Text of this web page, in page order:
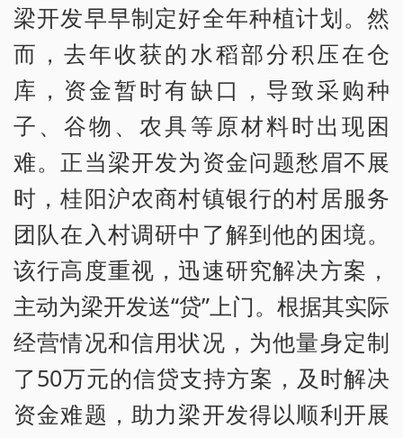
梁开发早早制定好全年种植计划。然
而，去年收获的水稻部分积压在仓
库，资金暂时有缺口，导致采购种
子、谷物、农具等原材料时出现困
难。正当梁开发为资金问题愁眉不展
时，桂阳沪农商村镇银行的村居服务
团队在入村调研中了解到他的困境。
该行高度重视，迅速研究解决方案，
主动为梁开发送“贷”上门。根据其实际
经营情况和信用状况，为他量身定制
了50万元的信贷支持方案，及时解决
资金难题，助力梁开发得以顺利开展